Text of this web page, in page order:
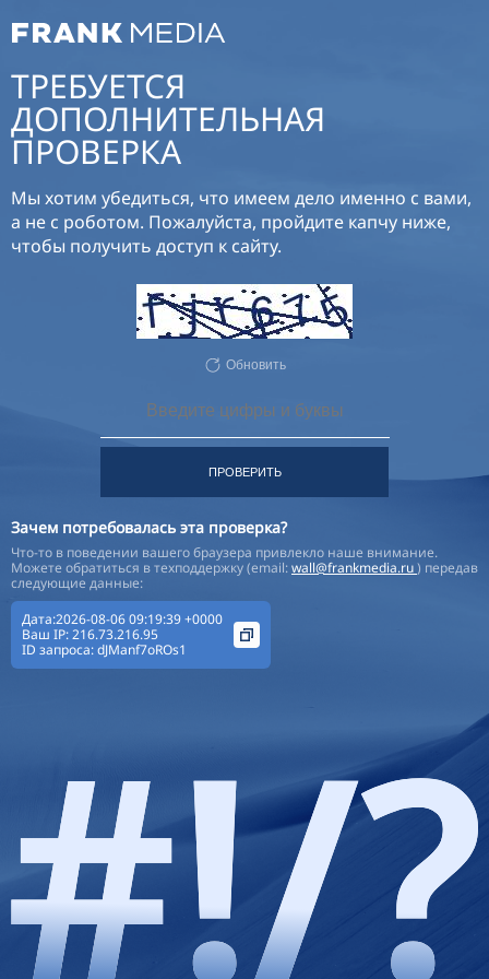
ТРЕБУЕТСЯ
ДОПОЛНИТЕЛЬНАЯ
ПРОВЕРКА
Мы хотим убедиться, что имеем дело именно с вами,
а не с роботом. Пожалуйста, пройдите капчу ниже,
чтобы получить доступ к сайту.
Обновить
ПРОВЕРИТЬ
Зачем потребовалась эта проверка?
Что-то в поведении вашего браузера привлекло наше внимание.
Можете обратиться в техподдержку (email:wall@frankmedia.ru) передав
следующие данные:
Дата:2026-08-06 09:19:39 +0000
Ваш IP:216.73.216.95
ID запроса:dJManf7oROs1